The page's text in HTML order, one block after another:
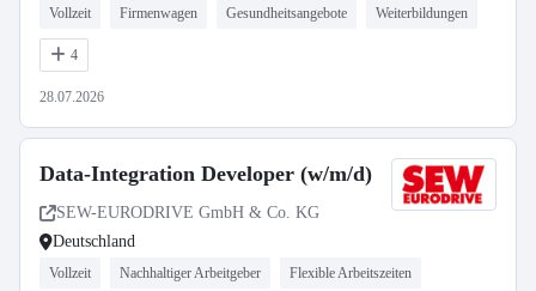
Vollzeit Firmenwagen Gesundheitsangebote Weiterbildungen
4
28.07.2026
Data-Integration Developer (w/m/d)
SEW-EURODRIVE GmbH & Co. KG
Deutschland
Vollzeit Nachhaltiger Arbeitgeber Flexible Arbeitszeiten